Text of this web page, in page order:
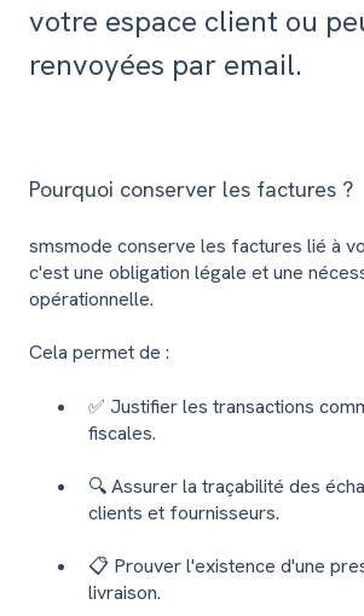
votre espace client ou
renvoyées par email.
Pourquoi conserver les factures ?
smsmode conserve les factures lié à
c'est une obligation légale et une
opérationnelle.
Cela permet de :
✅ Justifier les transactions
fiscales.
🔍 Assurer la traçabilité des
clients et fournisseurs.
📋 Prouver l'existence d'une
livraison.